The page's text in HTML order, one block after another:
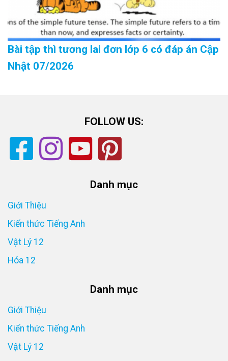
Bài tập thì tương lai đơn lớp 6 có đáp án Cập
Nhật 07/2026
FOLLOW US:
Danh mục
Giới Thiệu
Kiến thức Tiếng Anh
Vật Lý 12
Hóa 12
Danh mục
Giới Thiệu
Kiến thức Tiếng Anh
Vật Lý 12